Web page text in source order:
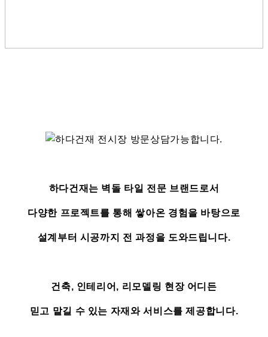
하다건재는 벽돌 타일 전문 브랜드로서
다양한 프로젝트를 통해 쌓아온 경험을 바탕으로
설계부터 시공까지 전 과정을 도와드립니다.
건축, 인테리어, 리모델링 현장 어디든
믿고 맡길 수 있는 자재와 서비스를 제공합니다.